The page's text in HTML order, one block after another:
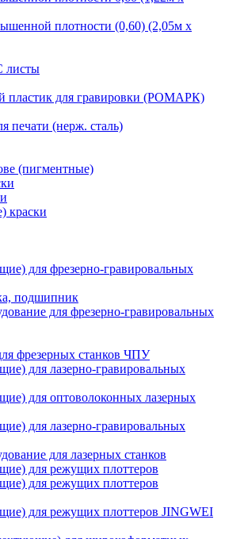
плотности (0,60) (2,05м х
листы
пластик для гравировки (РОМАРК)
печати (нерж. сталь)
(пигментные)
краски
для фрезерно-гравировальных
подшипник
для фрезерно-гравировальных
фрезерных станков ЧПУ
для лазерно-гравировальных
для оптоволоконных лазерных
для лазерно-гравировальных
для лазерных станков
для режущих плоттеров
для режущих плоттеров
для режущих плоттеров JINGWEI